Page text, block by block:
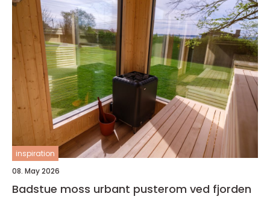
inspiration
08. May 2026
Badstue moss urbant pusterom ved fjorden